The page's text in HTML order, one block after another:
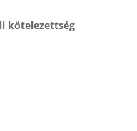
kötelezettség